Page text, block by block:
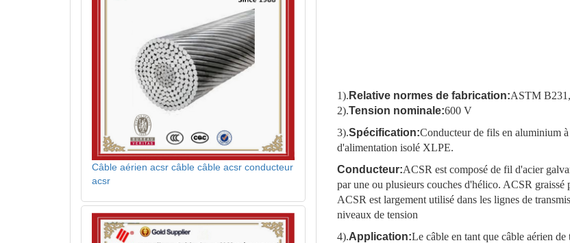
1). Relative normes de fabrication:ASTM
2).Tension nominale:600 V
3).Spécification:Conducteur de fils en aluminium
d'alimentation isolé XLPE.
Conducteur:ACSR est composé de fil d'acier
par une ou plusieurs couches d'hélico. ACSR graissé
ACSR est largement utilisé dans les lignes de
niveaux de tension
4).Application:Le câble en tant que câble aérien
Câble aérien acsr câble câble acsr conducteur
acsr